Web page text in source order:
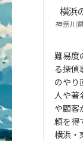
横浜
神奈川
難易度
る探偵
のやり
人や著
や顧客
頼を得
横浜・